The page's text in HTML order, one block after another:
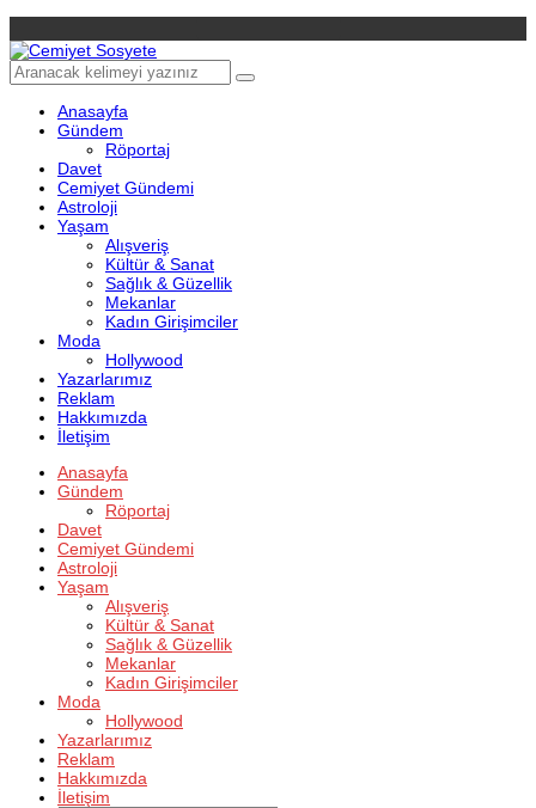
Anasayfa
Gündem
Röportaj
Davet
Cemiyet Gündemi
Astroloji
Yaşam
Alışveriş
Kültür & Sanat
Sağlık & Güzellik
Mekanlar
Kadın Girişimciler
Moda
Hollywood
Yazarlarımız
Reklam
Hakkımızda
İletişim
Anasayfa
Gündem
Röportaj
Davet
Cemiyet Gündemi
Astroloji
Yaşam
Alışveriş
Kültür & Sanat
Sağlık & Güzellik
Mekanlar
Kadın Girişimciler
Moda
Hollywood
Yazarlarımız
Reklam
Hakkımızda
İletişim